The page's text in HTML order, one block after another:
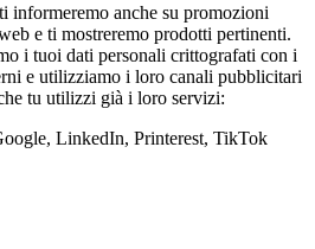
informeremo anche su promozioni
e ti mostreremo prodotti pertinenti.
i tuoi dati personali crittografati con i
e utilizziamo i loro canali pubblicitari
tu utilizzi già i loro servizi:
LinkedIn, Printerest, TikTok